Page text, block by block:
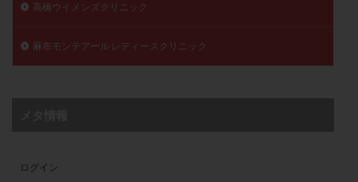
高橋ウイメンズクリニック
麻布モンテアール レディースクリニック
ログイン